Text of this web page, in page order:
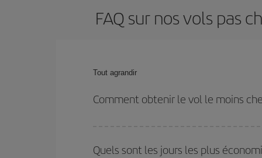
FAQ sur nos vols pas
Tout agrandir
Comment obtenir le vol le moins
l'avance et en restant flexible sur les dates et les
Quels sont les jours les plus